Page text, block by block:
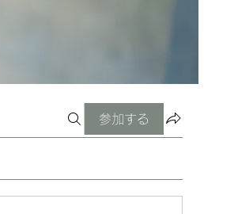
参加する